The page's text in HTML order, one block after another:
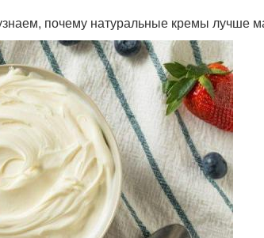
почему натуральные кремы лучше